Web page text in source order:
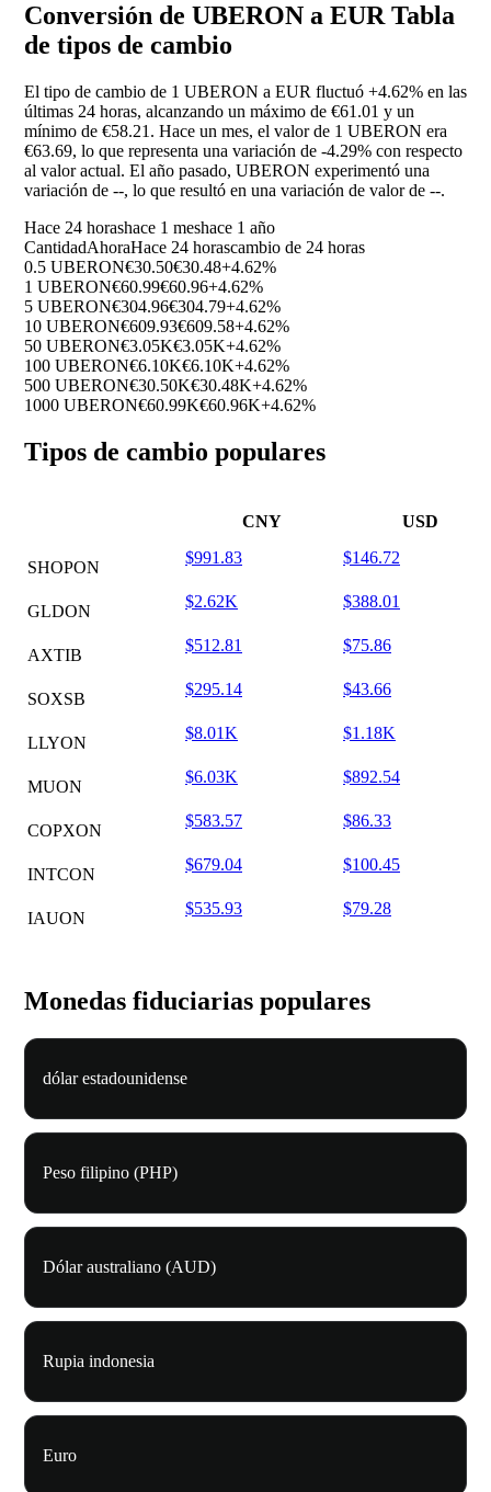
Conversión de UBERON a EUR Tabla
de tipos de cambio
El tipo de cambio de 1 UBERON a EUR fluctuó +4.62% en las
últimas 24 horas, alcanzando un máximo de €61.01 y un
mínimo de €58.21. Hace un mes, el valor de 1 UBERON era
€63.69, lo que representa una variación de -4.29% con respecto
al valor actual. El año pasado, UBERON experimentó una
variación de --, lo que resultó en una variación de valor de --.
Hace 24 horashace 1 meshace 1 año
CantidadAhoraHace 24 horascambio de 24 horas
0.5 UBERON€30.50€30.48+4.62%
1 UBERON€60.99€60.96+4.62%
5 UBERON€304.96€304.79+4.62%
10 UBERON€609.93€609.58+4.62%
50 UBERON€3.05K€3.05K+4.62%
100 UBERON€6.10K€6.10K+4.62%
500 UBERON€30.50K€30.48K+4.62%
1000 UBERON€60.99K€60.96K+4.62%
Tipos de cambio populares
CNY USD
SHOPON
$991.83 $146.72
GLDON
$2.62K $388.01
AXTIB
$512.81 $75.86
SOXSB
$295.14 $43.66
LLYON
$8.01K $1.18K
MUON
$6.03K $892.54
COPXON
$583.57 $86.33
INTCON
$679.04 $100.45
IAUON
$535.93 $79.28
Monedas fiduciarias populares
dólar estadounidense
Peso filipino (PHP)
Dólar australiano (AUD)
Rupia indonesia
Euro